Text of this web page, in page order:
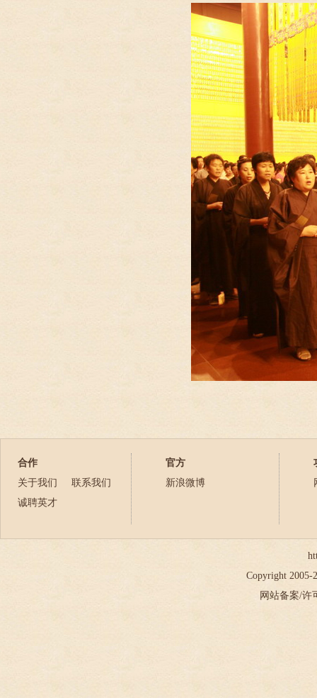
合作
关于我们
联系我们
诚聘英才
官方
新浪微博
Copyright 2005-
网站备案/许